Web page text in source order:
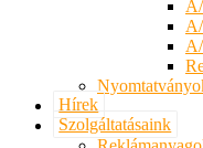
Hírek
Szolgáltatásaink